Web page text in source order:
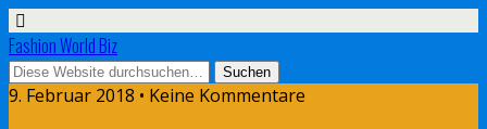
Fashion World Biz
9. Februar 2018 • Keine Kommentare